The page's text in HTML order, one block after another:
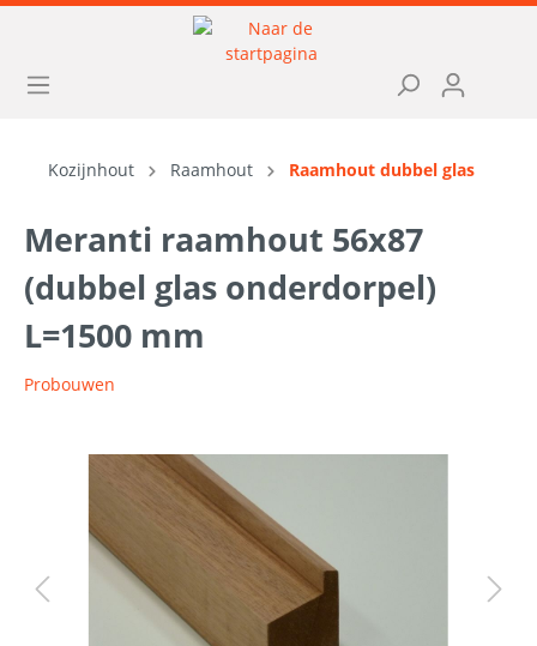
Kozijnhout Raamhout Raamhout dubbel glas
Meranti raamhout 56x87
(dubbel glas onderdorpel)
L=1500 mm
Probouwen